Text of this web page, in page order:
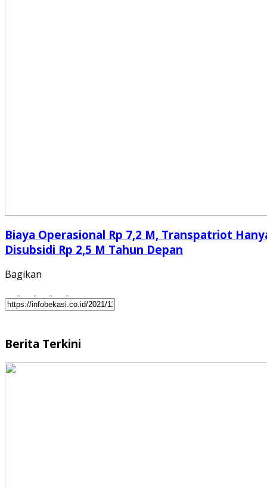
Biaya Operasional Rp 7,2 M, Transpatriot
Disubsidi Rp 2,5 M Tahun Depan
Bagikan
Berita Terkini